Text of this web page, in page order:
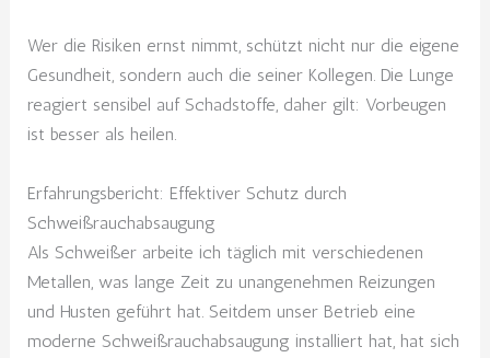
Wer die Risiken ernst nimmt, schützt nicht nur die eigene
Gesundheit, sondern auch die seiner Kollegen. Die Lunge
reagiert sensibel auf Schadstoffe, daher gilt: Vorbeugen
ist besser als heilen.
Erfahrungsbericht: Effektiver Schutz durch
Schweißrauchabsaugung
Als Schweißer arbeite ich täglich mit verschiedenen
Metallen, was lange Zeit zu unangenehmen Reizungen
und Husten geführt hat. Seitdem unser Betrieb eine
moderne Schweißrauchabsaugung installiert hat, hat sich